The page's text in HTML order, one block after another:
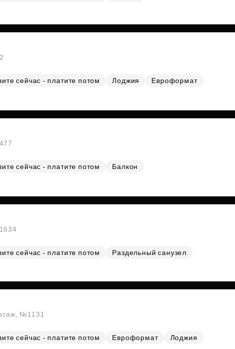
сейчас - платите потом Лоджия
Евроформат
сейчас - платите потом
Балкон
сейчас - платите потом
Раздельный санузел
№1131
сейчас - платите потом Евроформат
Лоджия